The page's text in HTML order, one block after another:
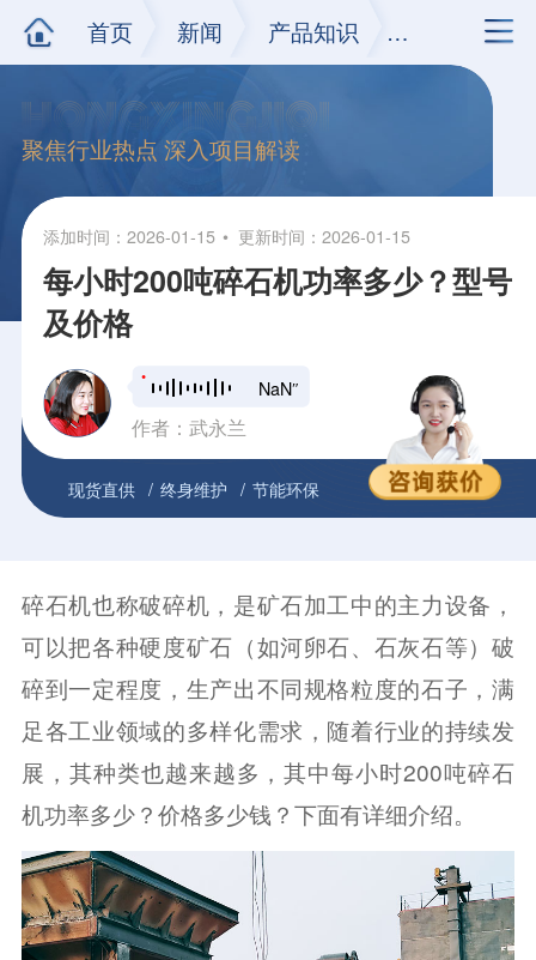
首页 新闻 产品知识 正文
聚焦行业热点 深入项目解读
添加时间：2026-01-15 更新时间：2026-01-15
每小时200吨碎石机功率多少？型号
及价格
NaN″
作者：武永兰
现货直供 终身维护 节能环保
碎石机也称破碎机，是矿石加工中的主力设备，
可以把各种硬度矿石（如河卵石、石灰石等）破
碎到一定程度，生产出不同规格粒度的石子，满
足各工业领域的多样化需求，随着行业的持续发
展，其种类也越来越多，其中每小时200吨碎石
机功率多少？价格多少钱？下面有详细介绍。